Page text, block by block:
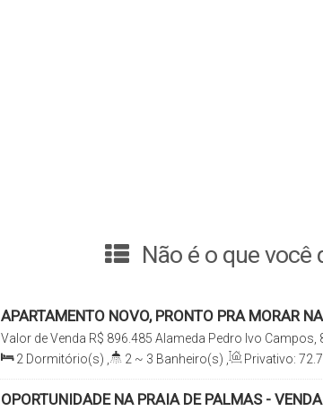
Não é o que você
APARTAMENTO NOVO, PRONTO PRA MORAR
DE PALMAS - VENDA
R$ 896.485
Valor de Venda
Alameda Pedro Ivo Campos,
Praia de Palmas, Governador Celso Ramos, Santa
2 Dormitório(s) 2 ~ 3 Banheiro(s) Privativo: 72
Distância do Mar, Útil: 72.74 m²
OPORTUNIDADE NA PRAIA DE PALMAS - VENDA